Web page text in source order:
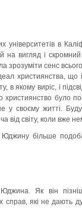
в
вигляд і
зрозуміти сенс
християнства, що
в якому виріс, і
було
у своєму житті.
світу, коли вже
більше
Як він
які не дають